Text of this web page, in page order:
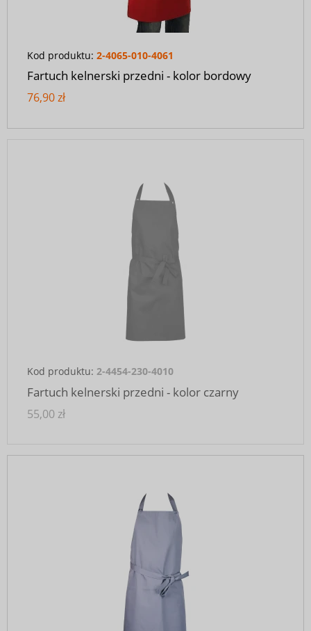
Kod produktu: 2-4065-010-4061
Fartuch kelnerski przedni - kolor bordowy
76,90 zł
Kod produktu: 2-4454-230-4010
Fartuch kelnerski przedni - kolor czarny
55,00 zł